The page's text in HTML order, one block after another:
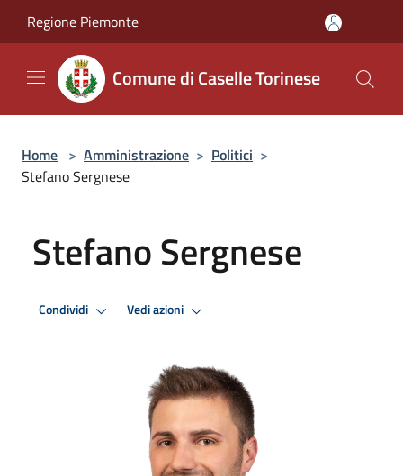
Regione Piemonte
Comune di Caselle Torinese
Home > Amministrazione > Politici >
Stefano Sergnese
Stefano Sergnese
Condividi Vedi azioni